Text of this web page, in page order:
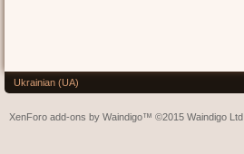
Ukrainian (UA)
XenForo add-ons by Waindigo™ ©2015 Waindigo Ltd